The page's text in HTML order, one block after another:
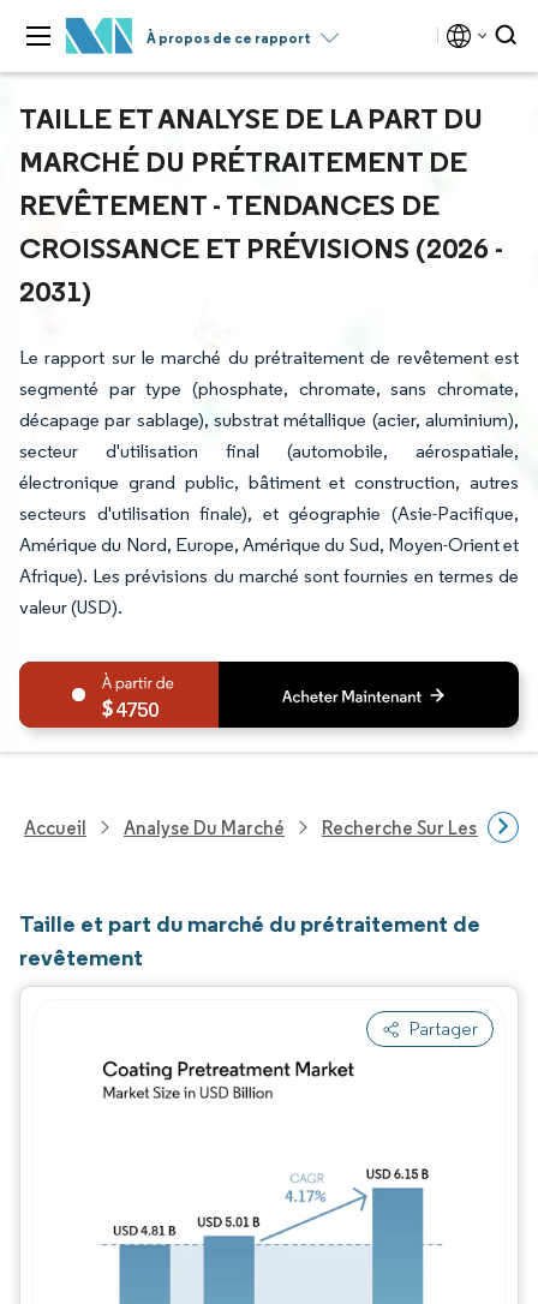
À propos de ce rapport
TAILLE ET ANALYSE DE LA PART DU
MARCHÉ DU PRÉTRAITEMENT DE
REVÊTEMENT - TENDANCES DE
CROISSANCE ET PRÉVISIONS (2026 -
2031)
Le rapport sur le marché du prétraitement de revêtement est
segmenté par type (phosphate, chromate, sans chromate,
décapage par sablage), substrat métallique (acier, aluminium),
secteur d'utilisation final (automobile, aérospatiale,
électronique grand public, bâtiment et construction, autres
secteurs d'utilisation finale), et géographie (Asie-Pacifique,
Amérique du Nord, Europe, Amérique du Sud, Moyen-Orient et
Afrique). Les prévisions du marché sont fournies en termes de
valeur (USD).
4750
Accueil Analyse Du Marché Recherche Sur Les
Taille et part du marché du prétraitement de
revêtement
Partager